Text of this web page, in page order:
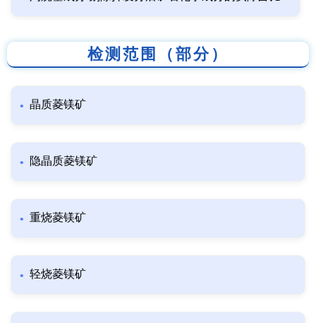
检测范围（部分）
晶质菱镁矿
隐晶质菱镁矿
重烧菱镁矿
轻烧菱镁矿